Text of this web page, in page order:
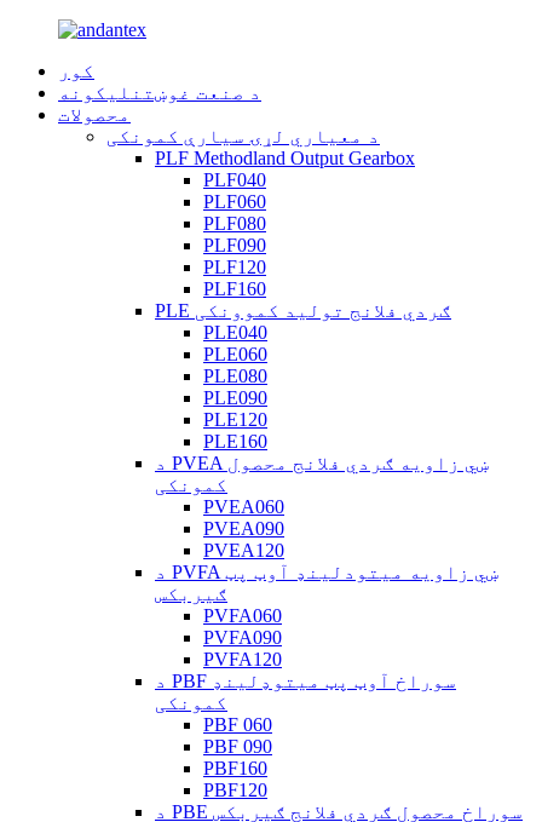
کور
د صنعت غوښتنلیکونه
محصولات
د معیاري لړۍ سیارې کمونکی
PLF Methodland Output Gearbox
PLF040
PLF060
PLF080
PLF090
PLF120
PLF160
PLE ګردي فلانج تولید کموونکی
PLE040
PLE060
PLE080
PLE090
PLE120
PLE160
د PVEA ښي زاویه ګردي فلانج محصول
کمونکی
PVEA060
PVEA090
PVEA120
د PVFA ښي زاویه میتودلینډ آوټ پټ
ګیربکس
PVFA060
PVFA090
PVFA120
د PBF سوراخ آوټ پټ میتوډلینډ
کمونکی
PBF 060
PBF 090
PBF160
PBF120
د PBE سوراخ محصول ګردي فلانج ګیربکس